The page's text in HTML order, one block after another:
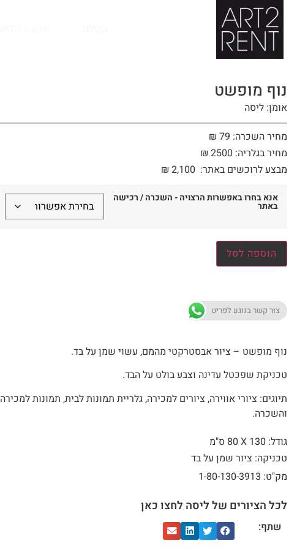
לתוכן
נוף מופשט
אומן: ליסה
מחיר השכרה: 79 ₪
מחיר בגלריה: 2500 ₪
מבצע לרוכשים באתר:
₪ 2,100
אנא בחרו באפשרות הרצויה - השכרה / רכישה
באתר
הוספה לסל
צור קשר בנוגע לפריט
נוף מופשט – ציור אבסטרקטי מהמם, עשוי שמן על בד.
טכניקת שפכטל עדינה וצבע בולט על הבד.
תיוגים: ציורי אווירה, ציורים למכירה, גלריית תמונות לבית, תמונות למכירה
והשכרה.
גודל: 130 X
80 ס"מ
טכניקה: ציור שמן על בד
מק"ט: 1-80-130-3913
לכל הציורים של ליסה לחצו כאן
שתף: